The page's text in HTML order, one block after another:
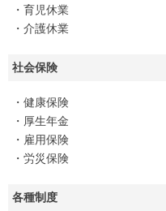
・育児休業
・介護休業
社会保険
・健康保険
・厚生年金
・雇用保険
・労災保険
各種制度